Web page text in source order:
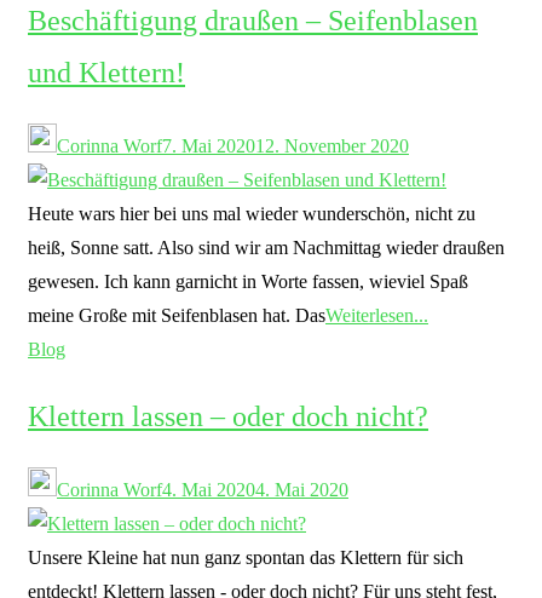
Beschäftigung draußen – Seifenblasen
und Klettern!
Corinna Worf7. Mai 202012. November 2020
Heute wars hier bei uns mal wieder wunderschön, nicht zu
heiß, Sonne satt. Also sind wir am Nachmittag wieder draußen
gewesen. Ich kann garnicht in Worte fassen, wieviel Spaß
meine Große mit Seifenblasen hat. DasWeiterlesen...
Blog
Klettern lassen – oder doch nicht?
Corinna Worf4. Mai 20204. Mai 2020
Unsere Kleine hat nun ganz spontan das Klettern für sich
entdeckt! Klettern lassen - oder doch nicht? Für uns steht fest,